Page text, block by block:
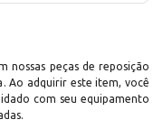
nossas peças de reposição
Ao adquirir este item, você
com seu equipamento